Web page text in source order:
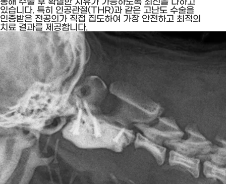
있습니다. 특히 인공관절(THR)과 같은 고난도 수술을
인증받은 전공의가 직접 집도하여 가장 안전하고 최적의
치료 결과를 제공합니다.